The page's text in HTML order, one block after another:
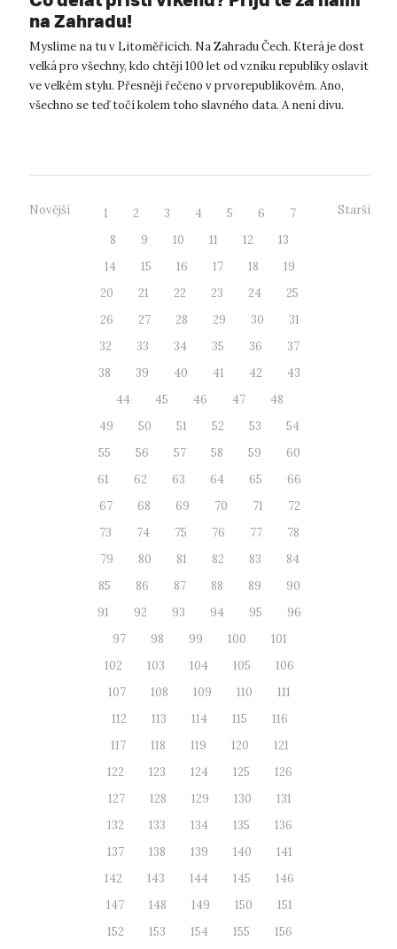
na Zahradu!
Myslíme na tu v Litoměřicích. Na Zahradu Čech. Která je dost
velká pro všechny, kdo chtějí 100 let od vzniku republiky oslavit
ve velkém stylu. Přesněji řečeno v prvorepublikovém. Ano,
všechno se teď točí kolem toho slavného data. A není divu.
Novější 1 2 3 4 5 6
7
8
9 10 11 12
13
14
15 16 17 18
19
20
21 22 23 24
25
26
27 28 29 30
31
32
33 34 35 36
37
38
39 40 41 42
43
44
45 46 47
48
49
50 51 52 53
54
55
56 57 58 59
60
61
62 63 64 65
66
67
68 69 70 71
72
73
74 75 76 77
78
79
80 81 82 83
84
85
86 87 88 89
90
91
92 93 94 95
96
97
98 99 100
101
102
103 104 105
106
107
108 109 110
111
112
113 114 115
116
117
118 119 120
121
122
123 124 125
126
127
128 129 130
131
132
133 134 135
136
137
138 139 140
141
142
143 144 145
146
147
148 149 150
151
152
153 154 155
156
Starší